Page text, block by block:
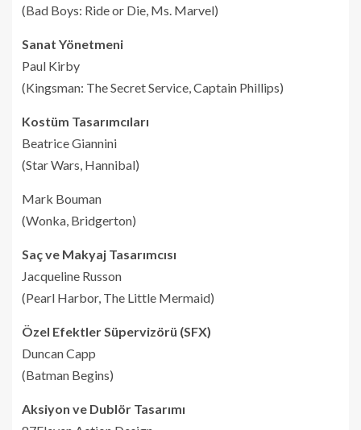
(Bad Boys: Ride or Die, Ms. Marvel)
Sanat Yönetmeni
Paul Kirby
(Kingsman: The Secret Service, Captain Phillips)
Kostüm Tasarımcıları
Beatrice Giannini
(Star Wars, Hannibal)
Mark Bouman
(Wonka, Bridgerton)
Saç ve Makyaj Tasarımcısı
Jacqueline Russon
(Pearl Harbor, The Little Mermaid)
Özel Efektler Süpervizörü (SFX)
Duncan Capp
(Batman Begins)
Aksiyon ve Dublör Tasarımı